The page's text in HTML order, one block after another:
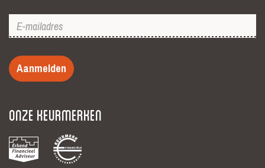
Aanmelden
Onze keurmerken